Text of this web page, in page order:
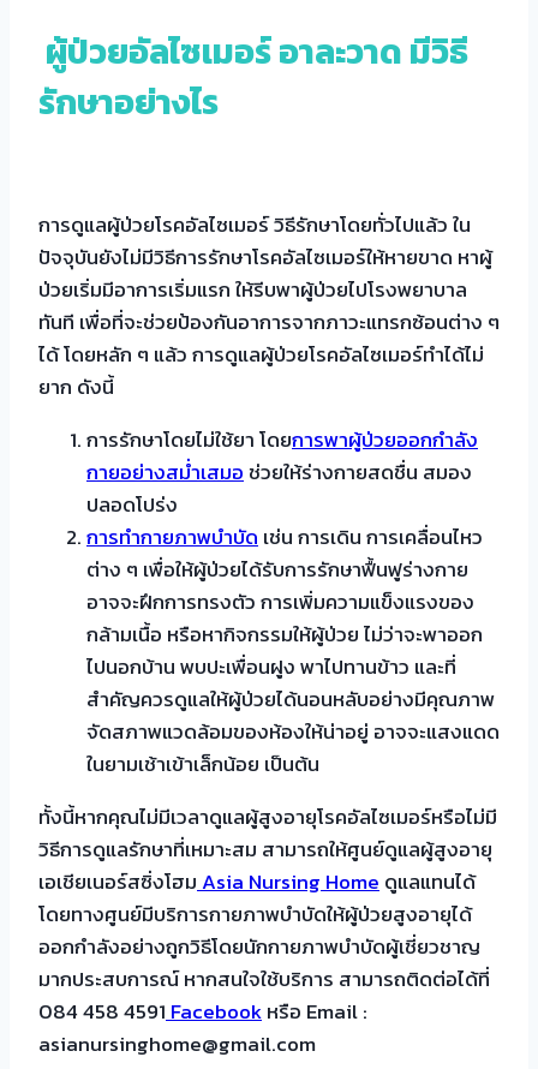
ผู้ป่วยอัลไซเมอร์ อาละวาด มีวิธี
รักษาอย่างไร
การดูแลผู้ป่วยโรคอัลไซเมอร์ วิธีรักษาโดยทั่วไปแล้ว ใน
ปัจจุบันยังไม่มีวิธีการรักษาโรคอัลไซเมอร์ให้หายขาด หาผู้
ป่วยเริ่มมีอาการเริ่มแรก ให้รีบพาผู้ป่วยไปโรงพยาบาล
ทันที เพื่อที่จะช่วยป้องกันอาการจากภาวะแทรกซ้อนต่าง ๆ
ได้ โดยหลัก ๆ แล้ว การดูแลผู้ป่วยโรคอัลไซเมอร์ทำได้ไม่
ยาก ดังนี้
การรักษาโดยไม่ใช้ยา โดยการพาผู้ป่วยออกกำลัง
กายอย่างสม่ำเสมอช่วยให้ร่างกายสดชื่น สมอง
ปลอดโปร่ง
การทำกายภาพบำบัด เช่น การเดิน การเคลื่อนไหว
ต่าง ๆ เพื่อให้ผู้ป่วยได้รับการรักษาฟื้นฟูร่างกาย
อาจจะฝึกการทรงตัว การเพิ่มความแข็งแรงของ
กล้ามเนื้อ หรือหากิจกรรมให้ผู้ป่วย ไม่ว่าจะพาออก
ไปนอกบ้าน พบปะเพื่อนฝูง พาไปทานข้าว และที่
สำคัญควรดูแลให้ผู้ป่วยได้นอนหลับอย่างมีคุณภาพ
จัดสภาพแวดล้อมของห้องให้น่าอยู่ อาจจะแสงแดด
ในยามเช้าเข้าเล็กน้อย เป็นต้น
ทั้งนี้หากคุณไม่มีเวลาดูแลผู้สูงอายุโรคอัลไซเมอร์หรือไม่มี
วิธีการดูแลรักษาที่เหมาะสม สามารถให้ศูนย์ดูแลผู้สูงอายุ
เอเชียเนอร์สซิ่งโฮม Asia Nursing Home ดูแลแทนได้
โดยทางศูนย์มีบริการกายภาพบำบัดให้ผู้ป่วยสูงอายุได้
ออกกำลังอย่างถูกวิธีโดยนักกายภาพบำบัดผู้เชี่ยวชาญ
มากประสบการณ์ หากสนใจใช้บริการ สามารถติดต่อได้ที่
084 458 4591 Facebookหรือ Email :
asianursinghome@gmail.com